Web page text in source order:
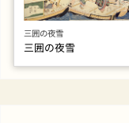
三囲の夜雪
三囲の夜雪